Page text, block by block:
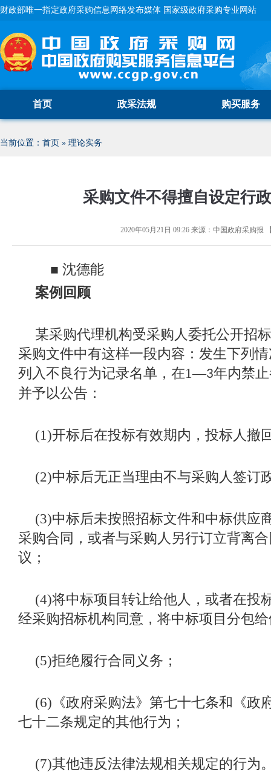
财政部唯一指定政府采购信息网络发布媒体 国家级政府采购专业网站
首页 政采法规 购买服务
当前位置： 首页 » 理论实务
采购文件不得擅自设定行
2020年05月21日 09:26来源： 中国政府采购报
■ 沈德能
案例回顾
某采购代理机构受采购人委托公开招
采购文件中有这样一段内容：发生下列
列入不良行为记录名单，在1—3年内禁
并予以公告：
(1)开标后在投标有效期内，投标人撤
(2)中标后无正当理由不与采购人签订
(3)中标后未按照招标文件和中标供应
采购合同，或者与采购人另行订立背离
议；
(4)将中标项目转让给他人，或者在投
经采购招标机构同意，将中标项目分包
(5)拒绝履行合同义务；
(6) 《政府采购法》第七十七条和《政
七十二条规定的其他行为；
(7)其他违反法律法规相关规定的行为